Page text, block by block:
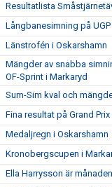
Resultatlista
Långbanesimning på
Länstrofén i Oskarshamn
Mängder av snabba
OF-Sprint i Markaryd
Sum-Sim kval och
Fina resultat på Grand
Medaljregn i Oskarshamn
Kronobergscupen i
Ella Harrysson är